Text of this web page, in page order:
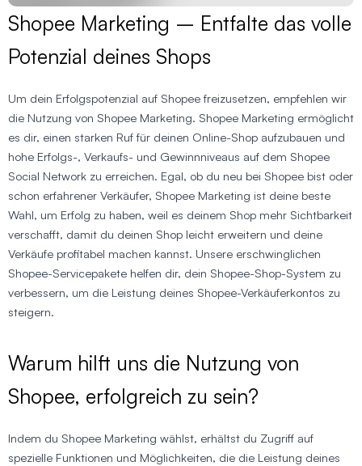
Shopee Marketing – Entfalte das volle
Potenzial deines Shops
Um dein Erfolgspotenzial auf Shopee freizusetzen, empfehlen wir
die Nutzung von Shopee Marketing. Shopee Marketing ermöglicht
es dir, einen starken Ruf für deinen Online-Shop aufzubauen und
hohe Erfolgs-, Verkaufs- und Gewinnniveaus auf dem Shopee
Social Network zu erreichen. Egal, ob du neu bei Shopee bist oder
schon erfahrener Verkäufer, Shopee Marketing ist deine beste
Wahl, um Erfolg zu haben, weil es deinem Shop mehr Sichtbarkeit
verschafft, damit du deinen Shop leicht erweitern und deine
Verkäufe profitabel machen kannst. Unsere erschwinglichen
Shopee-Servicepakete helfen dir, dein Shopee-Shop-System zu
verbessern, um die Leistung deines Shopee-Verkäuferkontos zu
steigern.
Warum hilft uns die Nutzung von
Shopee, erfolgreich zu sein?
Indem du Shopee Marketing wählst, erhältst du Zugriff auf
spezielle Funktionen und Möglichkeiten, die die Leistung deines